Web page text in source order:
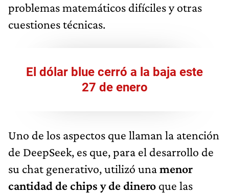
problemas matemáticos difíciles y otras
cuestiones técnicas.
El dólar blue cerró a la baja este
27 de enero
Uno de los aspectos que llaman la atención
de DeepSeek, es que, para el desarrollo de
su chat generativo, utilizó unamenor
cantidad de chips y de dinero que las